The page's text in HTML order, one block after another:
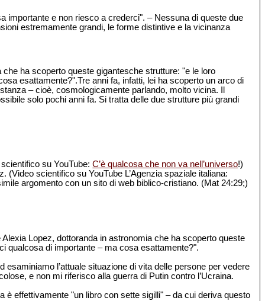
importante e non riesco a crederci". – Nessuna di queste due
estremamente grandi, le forme distintive e la vicinanza
ha scoperto queste gigantesche strutture: "e le loro
esattamente?".Tre anni fa, infatti, lei ha scoperto un arco di
– cioè, cosmologicamente parlando, molto vicina. Il
solo pochi anni fa. Si tratta delle due strutture più grandi
su YouTube:C’è qualcosa che non va nell’universo!)
scientifico su YouTube L’Agenzia spaziale italiana:
argomento con un sito di web biblico-cristiano. (Mat 24:29;)
Lopez, dottoranda in astronomia che ha scoperto queste
qualcosa di importante – ma cosa esattamente?".
l’attuale situazione di vita delle persone per vedere
e non mi riferisco alla guerra di Putin contro l’Ucraina.
è effettivamente "un libro con sette sigilli" – da cui deriva questo